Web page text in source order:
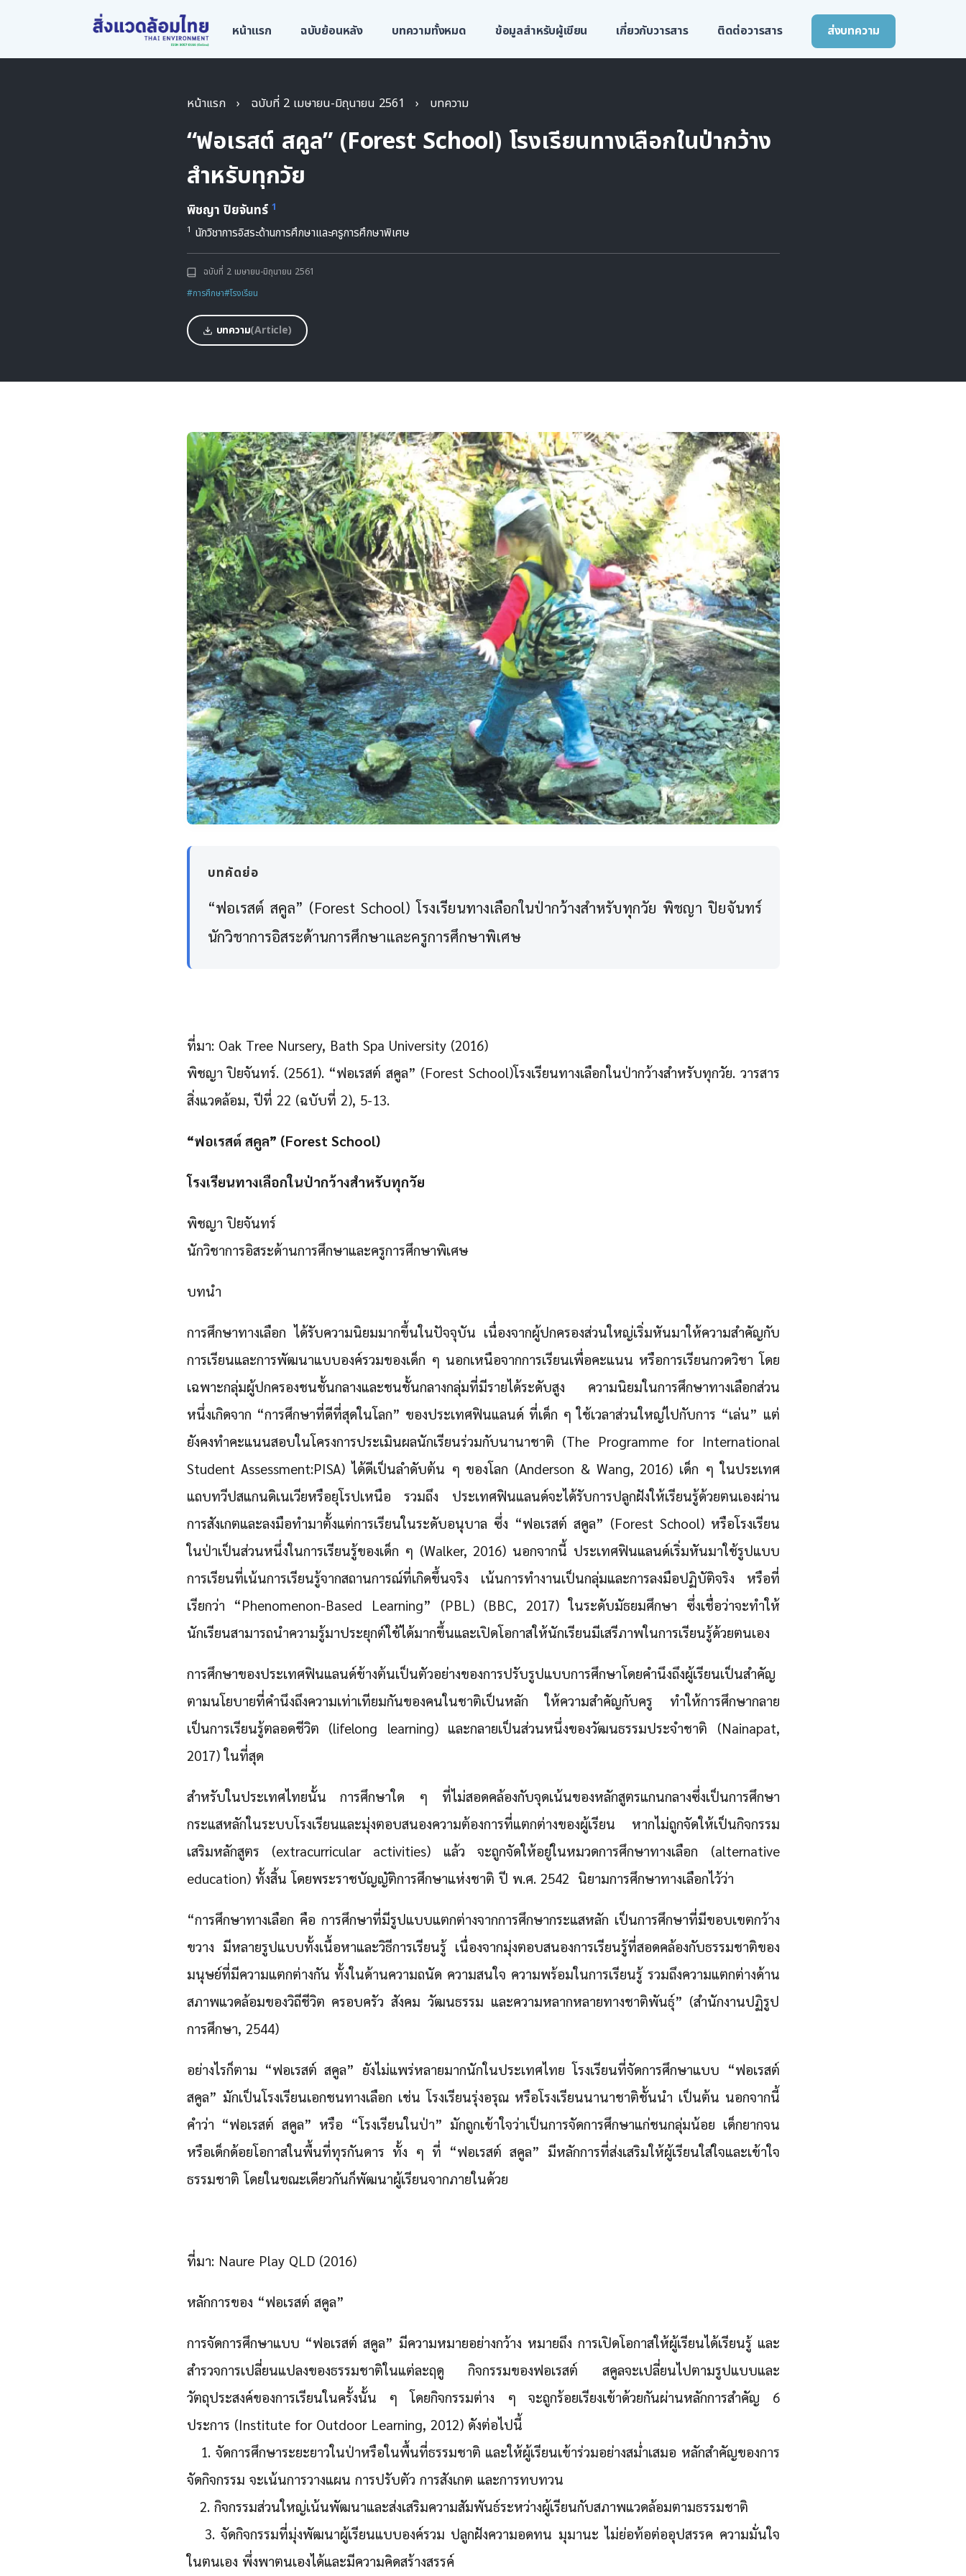
หน้าแรก ฉบับย้อนหลัง บทความทั้งหมด ข้อมูลสำหรับผู้เขียน เกี่ยวกับวารสาร ติดต่อวารสาร ส่งบทความ
หน้าแรก › ฉบับที่ 2 เมษายน-มิถุนายน 2561 › บทความ
“ฟอเรสต์ สคูล” (Forest School) โรงเรียนทางเลือกในป่ากว้าง
สำหรับทุกวัย
พิชญา ปิยจันทร์ 1
1 นักวิชาการอิสระด้านการศึกษาและครูการศึกษาพิเศษ
ฉบับที่ 2 เมษายน-มิถุนายน 2561
#การศึกษา#โรงเรียน
บทความ(Article)
บทคัดย่อ
“ฟอเรสต์ สคูล” (Forest School) โรงเรียนทางเลือกในป่ากว้างสำหรับทุกวัย พิชญา ปิยจันทร์
นักวิชาการอิสระด้านการศึกษาและครูการศึกษาพิเศษ
ที่มา: Oak Tree Nursery, Bath Spa University (2016)
พิชญา ปิยจันทร์. (2561). “ฟอเรสต์ สคูล” (Forest School)โรงเรียนทางเลือกในป่ากว้างสำหรับทุกวัย. วารสาร
สิ่งแวดล้อม, ปีที่ 22 (ฉบับที่ 2), 5-13.
“ฟอเรสต์ สคูล” (Forest School)
โรงเรียนทางเลือกในป่ากว้างสำหรับทุกวัย
พิชญา ปิยจันทร์
นักวิชาการอิสระด้านการศึกษาและครูการศึกษาพิเศษ
บทนำ
การศึกษาทางเลือกได้รับความนิยมมากขึ้นในปัจจุบัน เนื่องจากผู้ปกครองส่วนใหญ่เริ่มหันมาให้ความสำคัญกับ
การเรียนและการพัฒนาแบบองค์รวมของเด็ก ๆ นอกเหนือจากการเรียนเพื่อคะแนน หรือการเรียนกวดวิชา โดย
เฉพาะกลุ่มผู้ปกครองชนชั้นกลางและชนชั้นกลางกลุ่มที่มีรายได้ระดับสูง ความนิยมในการศึกษาทางเลือกส่วน
หนึ่งเกิดจาก “การศึกษาที่ดีที่สุดในโลก” ของประเทศฟินแลนด์ ที่เด็ก ๆ ใช้เวลาส่วนใหญ่ไปกับการ “เล่น” แต่
ยังคงทำคะแนนสอบในโครงการประเมินผลนักเรียนร่วมกับนานาชาติ (The Programme for International
Student Assessment:PISA) ได้ดีเป็นลำดับต้น ๆ ของโลก (Anderson & Wang, 2016) เด็ก ๆ ในประเทศ
แถบทวีปสแกนดิเนเวียหรือยุโรปเหนือ รวมถึง ประเทศฟินแลนด์จะได้รับการปลูกฝังให้เรียนรู้ด้วยตนเองผ่าน
การสังเกตและลงมือทำมาตั้งแต่การเรียนในระดับอนุบาล ซึ่ง “ฟอเรสต์ สคูล” (Forest School) หรือโรงเรียน
ในป่าเป็นส่วนหนึ่งในการเรียนรู้ของเด็ก ๆ (Walker, 2016) นอกจากนี้ ประเทศฟินแลนด์เริ่มหันมาใช้รูปแบบ
การเรียนที่เน้นการเรียนรู้จากสถานการณ์ที่เกิดขึ้นจริง เน้นการทำงานเป็นกลุ่มและการลงมือปฏิบัติจริง หรือที่
เรียกว่า “Phenomenon-Based Learning” (PBL) (BBC, 2017) ในระดับมัธยมศึกษา ซึ่งเชื่อว่าจะทำให้
นักเรียนสามารถนำความรู้มาประยุกต์ใช้ได้มากขึ้นและเปิดโอกาสให้นักเรียนมีเสรีภาพในการเรียนรู้ด้วยตนเอง
การศึกษาของประเทศฟินแลนด์ข้างต้นเป็นตัวอย่างของการปรับรูปแบบการศึกษาโดยคำนึงถึงผู้เรียนเป็นสำคัญ
ตามนโยบายที่คำนึงถึงความเท่าเทียมกันของคนในชาติเป็นหลัก ให้ความสำคัญกับครู ทำให้การศึกษากลาย
เป็นการเรียนรู้ตลอดชีวิต (lifelong learning) และกลายเป็นส่วนหนึ่งของวัฒนธรรมประจำชาติ (Nainapat,
2017) ในที่สุด
สำหรับในประเทศไทยนั้น การศึกษาใด ๆ ที่ไม่สอดคล้องกับจุดเน้นของหลักสูตรแกนกลางซึ่งเป็นการศึกษา
กระแสหลักในระบบโรงเรียนและมุ่งตอบสนองความต้องการที่แตกต่างของผู้เรียน หากไม่ถูกจัดให้เป็นกิจกรรม
เสริมหลักสูตร (extracurricular activities) แล้ว จะถูกจัดให้อยู่ในหมวดการศึกษาทางเลือก (alternative
education) ทั้งสิ้น โดยพระราชบัญญัติการศึกษาแห่งชาติ ปี พ.ศ. 2542 นิยามการศึกษาทางเลือกไว้ว่า
“การศึกษาทางเลือก คือ การศึกษาที่มีรูปแบบแตกต่างจากการศึกษากระแสหลัก เป็นการศึกษาที่มีขอบเขตกว้าง
ขวาง มีหลายรูปแบบทั้งเนื้อหาและวิธีการเรียนรู้ เนื่องจากมุ่งตอบสนองการเรียนรู้ที่สอดคล้องกับธรรมชาติของ
มนุษย์ที่มีความแตกต่างกัน ทั้งในด้านความถนัด ความสนใจ ความพร้อมในการเรียนรู้ รวมถึงความแตกต่างด้าน
สภาพแวดล้อมของวิถีชีวิต ครอบครัว สังคม วัฒนธรรม และความหลากหลายทางชาติพันธุ์” (สํานักงานปฏิรูป
การศึกษา, 2544)
อย่างไรก็ตาม “ฟอเรสต์ สคูล” ยังไม่แพร่หลายมากนักในประเทศไทย โรงเรียนที่จัดการศึกษาแบบ “ฟอเรสต์
สคูล” มักเป็นโรงเรียนเอกชนทางเลือก เช่น โรงเรียนรุ่งอรุณ หรือโรงเรียนนานาชาติชั้นนำ เป็นต้น นอกจากนี้
คำว่า “ฟอเรสต์ สคูล” หรือ “โรงเรียนในป่า” มักถูกเข้าใจว่าเป็นการจัดการศึกษาแก่ชนกลุ่มน้อย เด็กยากจน
หรือเด็กด้อยโอกาสในพื้นที่ทุรกันดาร ทั้ง ๆ ที่ “ฟอเรสต์ สคูล” มีหลักการที่ส่งเสริมให้ผู้เรียนใส่ใจและเข้าใจ
ธรรมชาติ โดยในขณะเดียวกันก็พัฒนาผู้เรียนจากภายในด้วย
ที่มา: Naure Play QLD (2016)
หลักการของ “ฟอเรสต์ สคูล”
การจัดการศึกษาแบบ “ฟอเรสต์ สคูล” มีความหมายอย่างกว้าง หมายถึง การเปิดโอกาสให้ผู้เรียนได้เรียนรู้ และ
สำรวจการเปลี่ยนแปลงของธรรมชาติในแต่ละฤดู กิจกรรมของฟอเรสต์ สคูลจะเปลี่ยนไปตามรูปแบบและ
วัตถุประสงค์ของการเรียนในครั้งนั้น ๆ โดยกิจกรรมต่าง ๆ จะถูกร้อยเรียงเข้าด้วยกันผ่านหลักการสำคัญ 6
ประการ (Institute for Outdoor Learning, 2012) ดังต่อไปนี้
1. จัดการศึกษาระยะยาวในป่าหรือในพื้นที่ธรรมชาติ และให้ผู้เรียนเข้าร่วมอย่างสม่ำเสมอ หลักสำคัญของการ
จัดกิจกรรม จะเน้นการวางแผน การปรับตัว การสังเกต และการทบทวน
2. กิจกรรมส่วนใหญ่เน้นพัฒนาและส่งเสริมความสัมพันธ์ระหว่างผู้เรียนกับสภาพแวดล้อมตามธรรมชาติ
3. จัดกิจกรรมที่มุ่งพัฒนาผู้เรียนแบบองค์รวม ปลูกฝังความอดทน มุมานะ ไม่ย่อท้อต่ออุปสรรค ความมั่นใจ
ในตนเอง พึ่งพาตนเองได้และมีความคิดสร้างสรรค์